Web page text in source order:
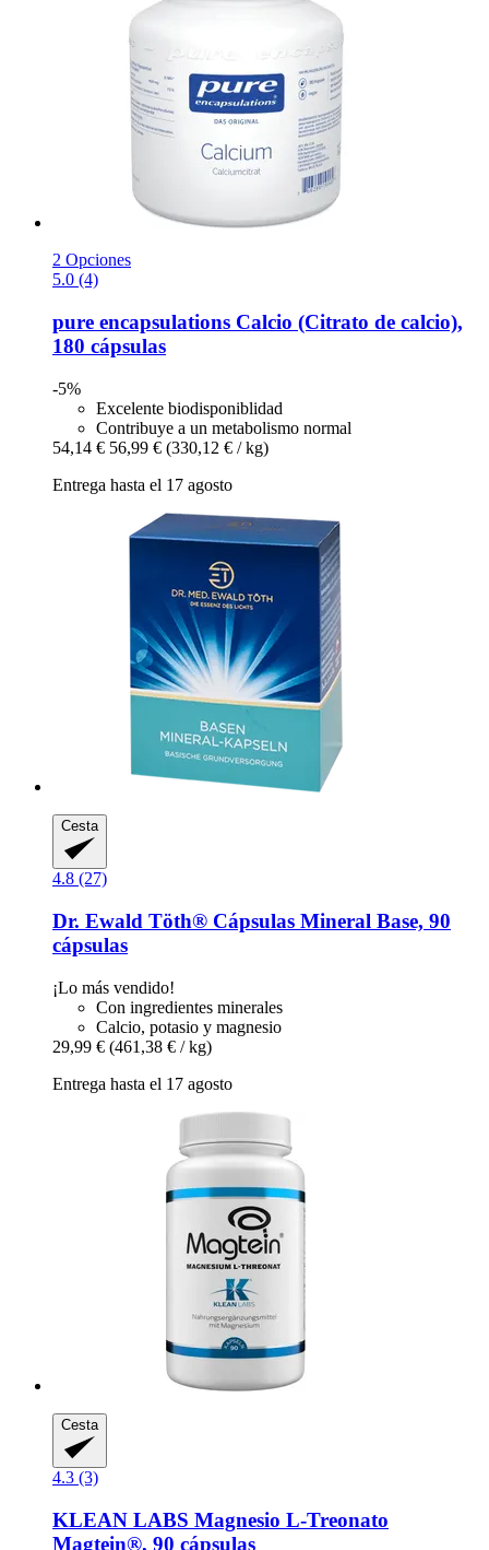
2 Opciones
5.0 (4)
pure encapsulations Calcio (Citrato de calcio),
180 cápsulas
-5%
Excelente biodisponiblidad
Contribuye a un metabolismo normal
54,14 € 56,99 € (330,12 € / kg)
Entrega hasta el 17 agosto
Cesta
4.8 (27)
Dr. Ewald Töth® Cápsulas Mineral Base, 90
cápsulas
¡Lo más vendido!
Con ingredientes minerales
Calcio, potasio y magnesio
29,99 € (461,38 € / kg)
Entrega hasta el 17 agosto
Cesta
4.3 (3)
KLEAN LABS Magnesio L-​Treonato
Magtein®, 90 cápsulas